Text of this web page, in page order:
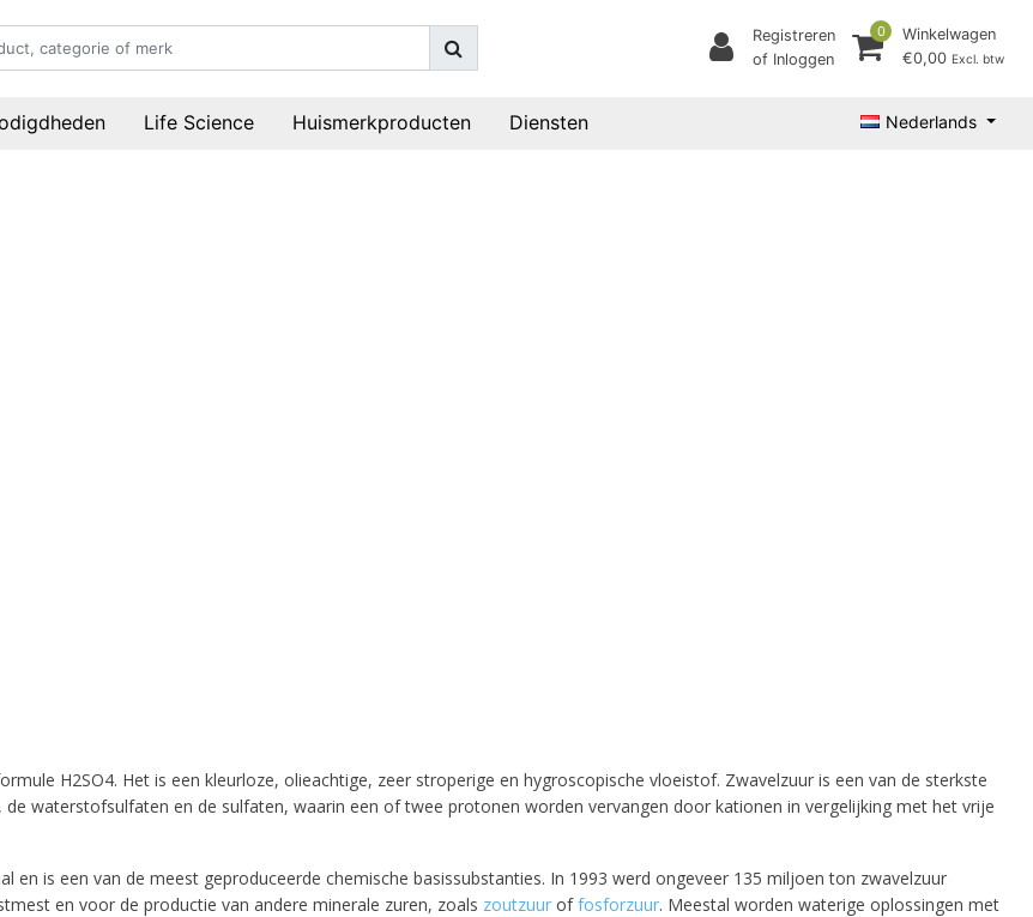
Registreren
of Inloggen
0
Winkelwagen
€0,00 Excl. btw
Life Science Huismerkproducten Diensten Nederlands
H2SO4. Het is een kleurloze, olieachtige, zeer stroperige en hygroscopische vloeistof. Zwavelzuur is een van de sterkste
waterstofsulfaten en de sulfaten, waarin een of twee protonen worden vervangen door kationen in vergelijking met het vrije
en is een van de meest geproduceerde chemische basissubstanties. In 1993 werd ongeveer 135 miljoen ton zwavelzuur
en voor de productie van andere minerale zuren, zoals zoutzuur offosforzuur. Meestal worden waterige oplossingen met